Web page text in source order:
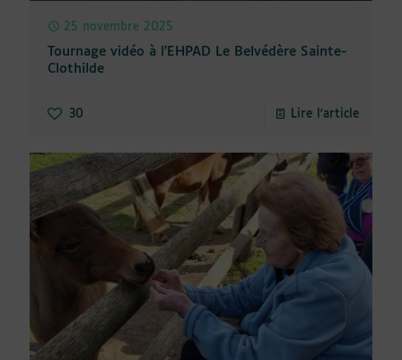
25 novembre 2025
Tournage vidéo à l’EHPAD Le Belvédère Sainte-
Clothilde
30 Lire l'article